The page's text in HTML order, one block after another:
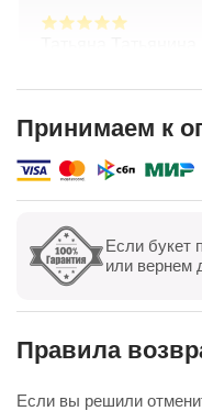
очень аккуратно,
вежлив. Отдельно
выбором и учёл
Показать все
Принимаем к
Если букет
или вернем
Правила
Если вы решили